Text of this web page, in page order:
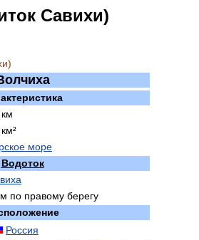
Савихи)
море
Водоток
по правому берегу
Россия